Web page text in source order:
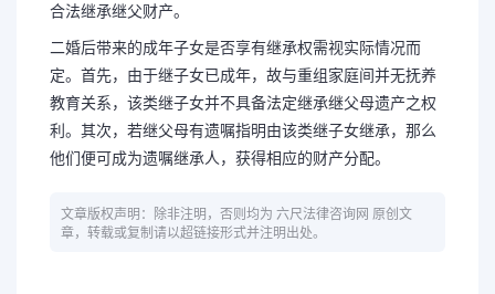
合法继承继父财产。
二婚后带来的成年子女是否享有继承权需视实际情况而
定。首先，由于继子女已成年，故与重组家庭间并无抚养
教育关系，该类继子女并不具备法定继承继父母遗产之权
利。其次，若继父母有遗嘱指明由该类继子女继承，那么
他们便可成为遗嘱继承人，获得相应的财产分配。
文章版权声明：除非注明，否则均为 六尺法律咨询网 原创文
章，转载或复制请以超链接形式并注明出处。